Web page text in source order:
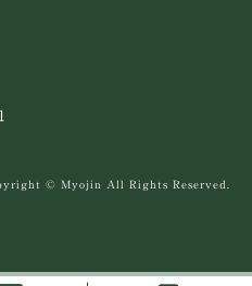
© Myojin All Rights Reserved.